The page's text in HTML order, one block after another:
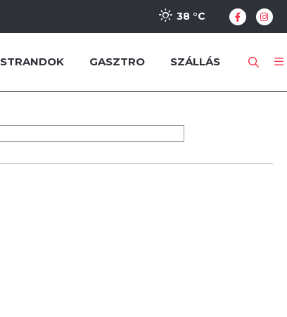
38 °C
STRANDOK GASZTRO SZÁLLÁS